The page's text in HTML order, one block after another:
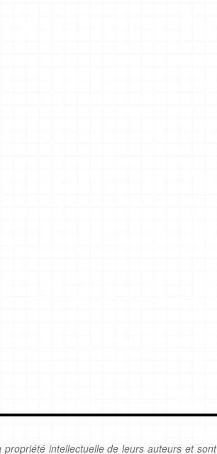
intellectuelle de leurs auteurs et sont